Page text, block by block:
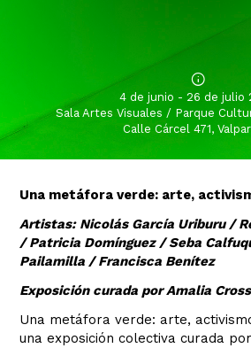
4 de junio - 26 de julio
Sala Artes Visuales / Parque
Calle Cárcel 471,
Una metáfora verde: arte,
Artistas: Nicolás García Uriburu /
/ Patricia Domínguez / Seba
Pailamilla / Francisca Benítez
Exposición curada por Amalia Cross
Una metáfora verde: arte,
una exposición colectiva curada